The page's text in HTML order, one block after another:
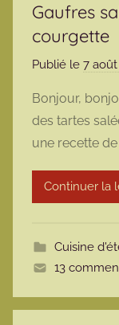
Gaufres
courgette
Publié le 7
Bonjour,
des tartes
une recette
Continuer la
Cuisine
13